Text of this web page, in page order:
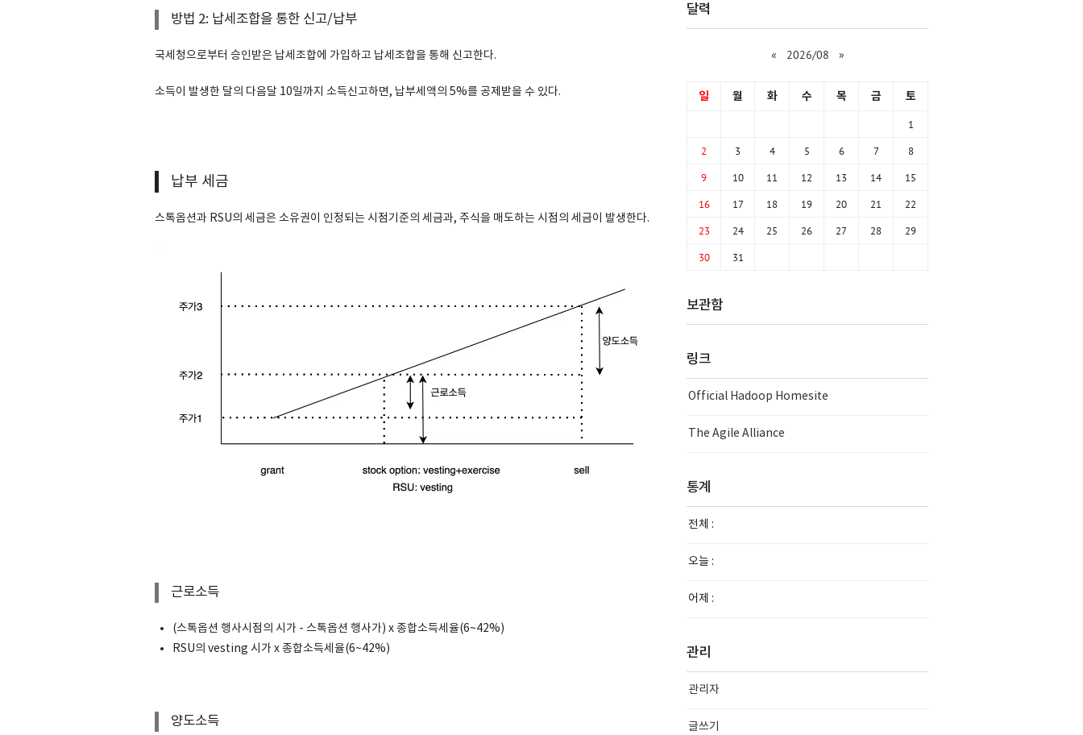
방법 2: 납세조합을 통한 신고/납부
국세청으로부터 승인받은 납세조합에 가입하고 납세조합을 통해 신고한다.
소득이 발생한 달의 다음달 10일까지 소득신고하면, 납부세액의 5%를 공제받을 수 있다.
납부 세금
스톡옵션과 RSU의 세금은 소유권이 인정되는 시점기준의 세금과, 주식을 매도하는 시점의 세금이 발생한다.
근로소득
(스톡옵션 행사시점의 시가 - 스톡옵션 행사가) x 종합소득세율(6~42%)
RSU의 vesting 시가 x 종합소득세율(6~42%)
양도소득
달력
« 2026/08 »
일 월 화 수 목 금 토
1
2 3 4 5 6 7 8
9 10 11 12 13 14 15
16 17 18 19 20 21 22
23 24 25 26 27 28 29
30 31
보관함
링크
Official Hadoop Homesite
The Agile Alliance
통계
전체 :
오늘 :
어제 :
관리
관리자
글쓰기